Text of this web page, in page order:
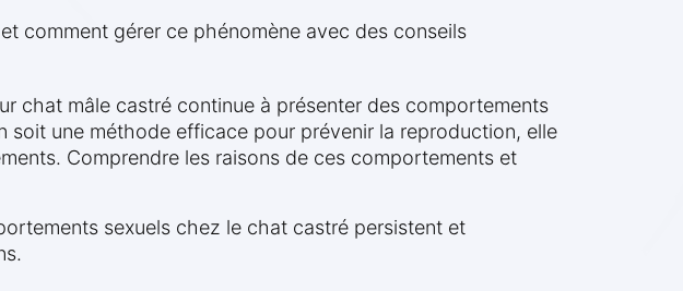
comment gérer ce phénomène avec des conseils
chat mâle castré continue à présenter des comportements
soit une méthode efficace pour prévenir la reproduction, elle
Comprendre les raisons de ces comportements et
sexuels chez le chat castré persistent et